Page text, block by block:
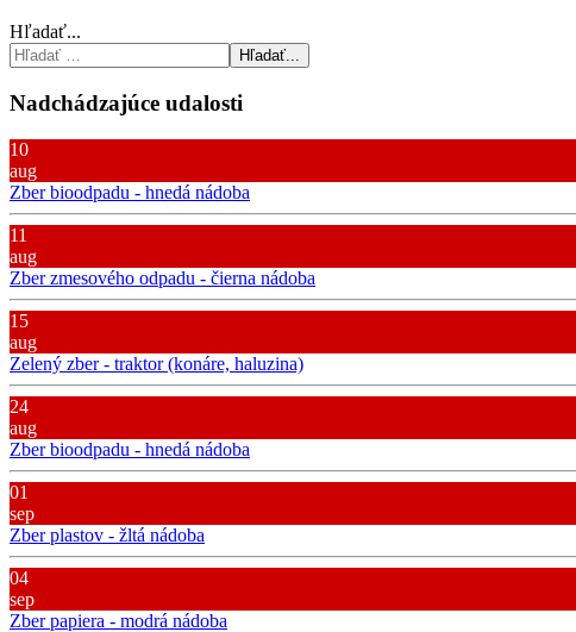
Hľadať...
Hľadať...
Nadchádzajúce udalosti
10
aug
Zber bioodpadu - hnedá nádoba
11
aug
Zber zmesového odpadu - čierna nádoba
15
aug
Zelený zber - traktor (konáre, haluzina)
24
aug
Zber bioodpadu - hnedá nádoba
01
sep
Zber plastov - žltá nádoba
04
sep
Zber papiera - modrá nádoba